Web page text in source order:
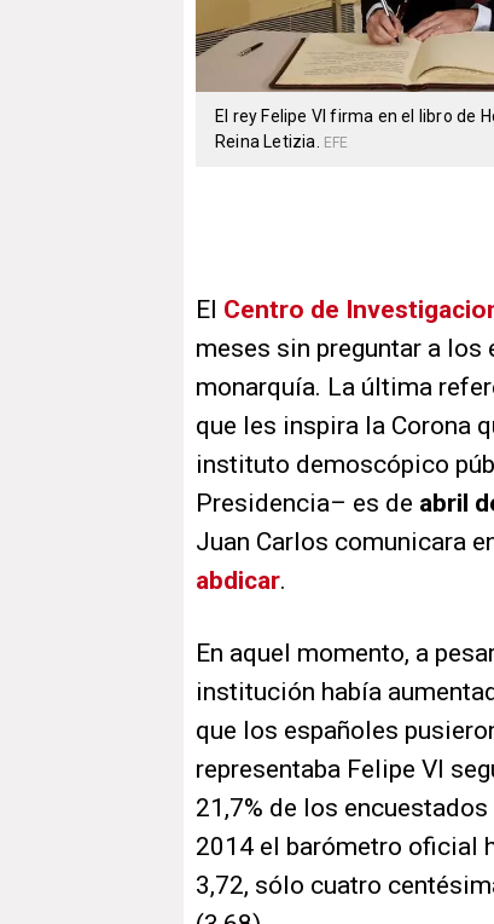
El rey Felipe VI firma en el libro de
Reina Letizia. EFE
El Centro de
meses sin preguntar a
monarquía. La última
que les inspira la Corona
instituto demoscópico
Presidencia– es de abril
Juan Carlos comunicara
abdicar.
En aquel momento, a
institución había
que los españoles
representaba Felipe VI
21,7% de los
2014 el barómetro oficial
3,72, sólo cuatro